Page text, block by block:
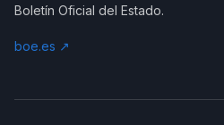
Boletín Oficial del Estado.
boe.es ↗